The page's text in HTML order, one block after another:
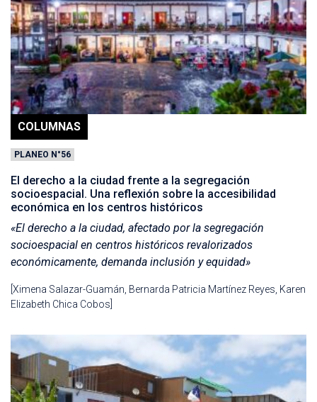
COLUMNAS
PLANEO N°56
El derecho a la ciudad frente a la segregación
socioespacial. Una reflexión sobre la accesibilidad
económica en los centros históricos
«El derecho a la ciudad, afectado por la segregación
socioespacial en centros históricos revalorizados
económicamente, demanda inclusión y equidad»
[Ximena Salazar-Guamán, Bernarda Patricia Martínez Reyes, Karen
Elizabeth Chica Cobos]